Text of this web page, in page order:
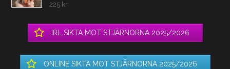
225 kr
IRL SIKTA MOT STJÄRNORNA 2025/2026
ONLINE SIKTA MOT STJÄRNORNA 2025/2026